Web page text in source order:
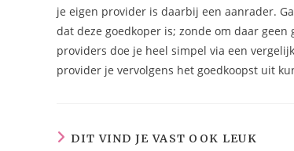
je eigen provider is daarbij een aanrader.
dat deze goedkoper is; zonde om daar geen
providers doe je heel simpel via een
provider je vervolgens het goedkoopst uit
DIT VIND JE VAST OOK LEUK